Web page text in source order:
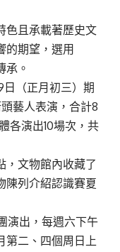
色且承載著歷史文
的期望，選用
承。
日（正月初三）期
藝人表演，合計8
各演出10場次，共
，文物館內收藏了
陳列介紹認識賽夏
演出，每週六下午
第二、四個周日上